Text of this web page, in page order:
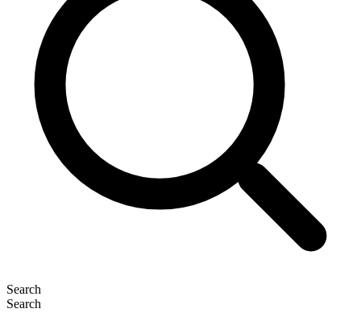
Search
Search